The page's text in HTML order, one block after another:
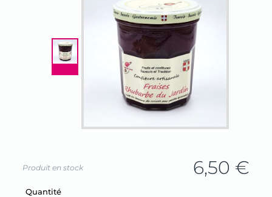
6,50 €
Produit en stock
Champ
Quantité